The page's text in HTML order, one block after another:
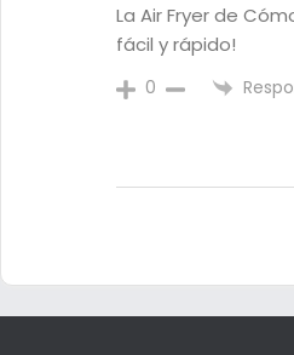
La Air Fryer de
fácil y rápido!
0